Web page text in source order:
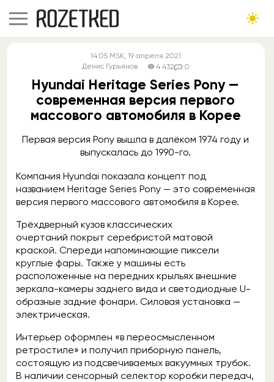
14:05 MSK, 19 апреля 2021
Денис Гурьянов
4 432 0
Hyundai Heritage Series Pony —
современная версия первого
массового автомобиля в Корее
Первая версия Pony вышла в далёком 1974 году и
выпускалась до 1990-го.
Компания Hyundai показала концепт под
названием Heritage Series Pony — это современная
версия первого массового автомобиля в Корее.
Трёхдверный кузов классических
очертаний покрыт серебристой матовой
краской. Спереди напоминающие пиксели
круглые фары. Также у машины есть
расположенные на передних крыльях внешние
зеркала-камеры заднего вида и светодиодные U-
образные задние фонари. Силовая установка —
электрическая.
Интерьер оформлен «в переосмысленном
ретростиле» и получил приборную панель,
состоящую из подсвечиваемых вакуумных трубок.
В наличии сенсорный селектор коробки передач,